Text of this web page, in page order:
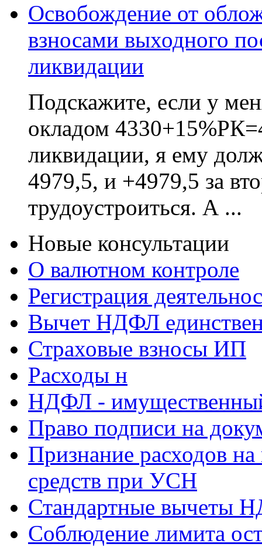
Освобождение от
взносами выходного
ликвидации
Подскажите, если у
окладом
ликвидации, я ему
4979,5, и +4979,5 за
трудоустроиться. А ...
Новые консультации
О валютном контроле
Регистрация
Вычет НДФЛ
Страховые взносы ИП
Расходы н
НДФЛ -
Право подписи на
Признание расходов
средств при УСН
Стандартные вычеты
Соблюдение лимита